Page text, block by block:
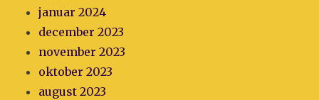
januar 2024
december 2023
november 2023
oktober 2023
august 2023